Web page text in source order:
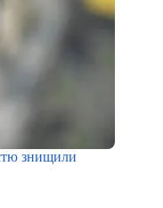
знищили